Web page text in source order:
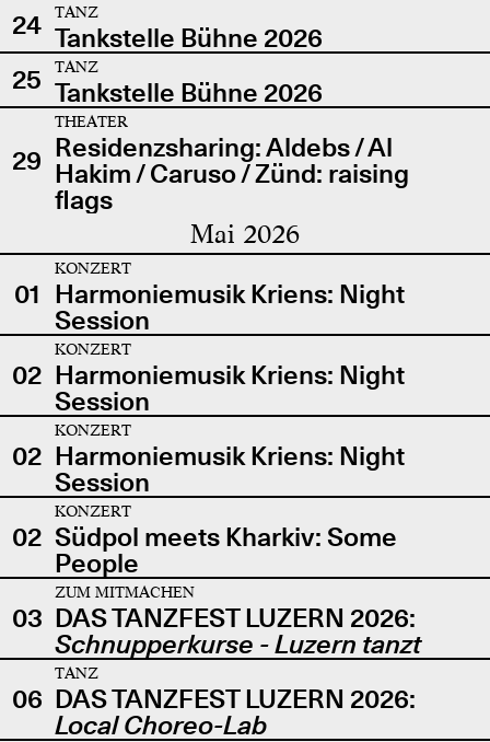
24
TANZ
Tankstelle Bühne 2026
25
TANZ
Tankstelle Bühne 2026
29
THEATER
Residenzsharing: Aldebs / Al
Hakim / Caruso / Zünd: raising
flags
Mai 2026
01
KONZERT
Harmoniemusik Kriens: Night
Session
02
KONZERT
Harmoniemusik Kriens: Night
Session
02
KONZERT
Harmoniemusik Kriens: Night
Session
02
KONZERT
Südpol meets Kharkiv: Some
People
03
ZUM MITMACHEN
DAS TANZFEST LUZERN 2026:
Schnupperkurse - Luzern tanzt
06
TANZ
DAS TANZFEST LUZERN 2026:
Local Choreo-Lab